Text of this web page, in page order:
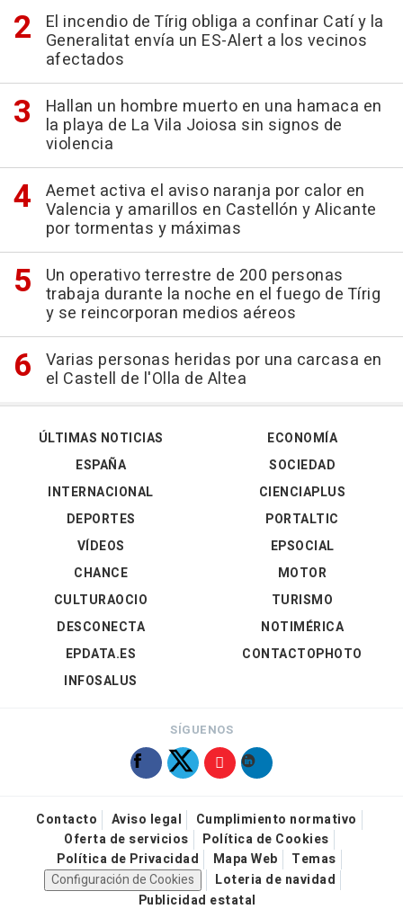
El incendio de Tírig obliga a confinar Catí y la
Generalitat envía un ES-Alert a los vecinos
afectados
Hallan un hombre muerto en una hamaca en
la playa de La Vila Joiosa sin signos de
violencia
Aemet activa el aviso naranja por calor en
Valencia y amarillos en Castellón y Alicante
por tormentas y máximas
Un operativo terrestre de 200 personas
trabaja durante la noche en el fuego de Tírig
y se reincorporan medios aéreos
Varias personas heridas por una carcasa en
el Castell de l'Olla de Altea
ÚLTIMAS NOTICIAS
ESPAÑA
INTERNACIONAL
DEPORTES
VÍDEOS
ECONOMÍA
SOCIEDAD
CIENCIAPLUS
PORTALTIC
EPSOCIAL
CHANCE
CULTURAOCIO
DESCONECTA
EPDATA.ES
INFOSALUS
MOTOR
TURISMO
NOTIMÉRICA
CONTACTOPHOTO
SÍGUENOS
Contacto Aviso legal
Cumplimiento normativo
Oferta de servicios
Política de Cookies
Política de Privacidad
Mapa Web
Temas
Configuración de Cookies
Loteria de navidad
Publicidad estatal